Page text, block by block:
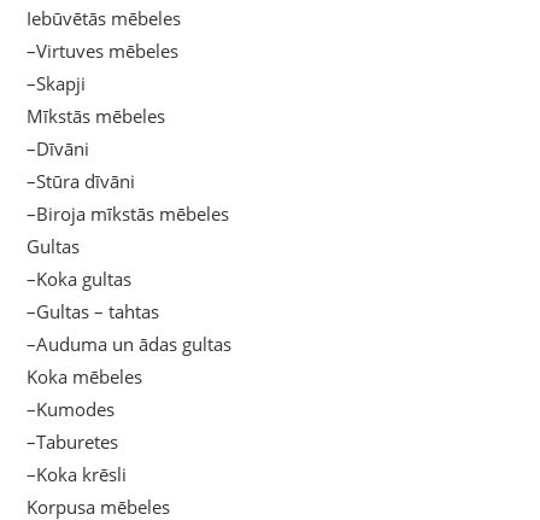
Iebūvētās mēbeles
–Virtuves mēbeles
–Skapji
Mīkstās mēbeles
–Dīvāni
–Stūra dīvāni
–Biroja mīkstās mēbeles
Gultas
–Koka gultas
–Gultas – tahtas
–Auduma un ādas gultas
Koka mēbeles
–Kumodes
–Taburetes
–Koka krēsli
Korpusa mēbeles